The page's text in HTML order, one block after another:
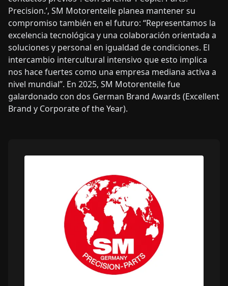
Precision.’, SM Motorenteile planea mantener su
compromiso también en el futuro: “Representamos la
excelencia tecnológica y una colaboración orientada a
soluciones y personal en igualdad de condiciones. El
intercambio intercultural intensivo que esto implica
nos hace fuertes como una empresa mediana activa a
nivel mundial”. En 2025, SM Motorenteile fue
galardonado con dos German Brand Awards (Excellent
Brand y Corporate of the Year).